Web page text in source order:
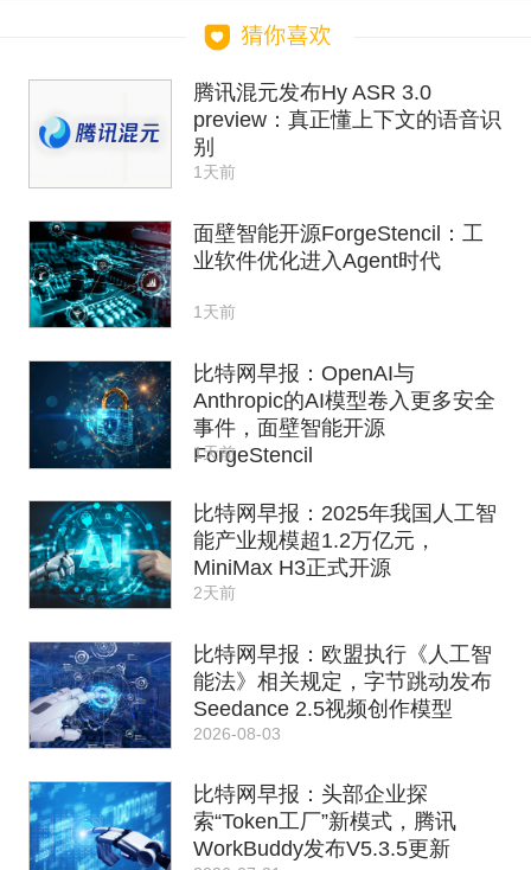
腾讯混元发布Hy ASR 3.0
preview：真正懂上下文的语音识
别
1天前
面壁智能开源ForgeStencil：工
业软件优化进入Agent时代
1天前
比特网早报：OpenAI与
Anthropic的AI模型卷入更多安全
事件，面壁智能开源
ForgeStencil
1天前
比特网早报：2025年我国人工智
能产业规模超1.2万亿元，
MiniMax H3正式开源
2天前
比特网早报：欧盟执行《人工智
能法》相关规定，字节跳动发布
Seedance 2.5视频创作模型
2026-08-03
比特网早报：头部企业探
索“Token工厂”新模式，腾讯
WorkBuddy发布V5.3.5更新